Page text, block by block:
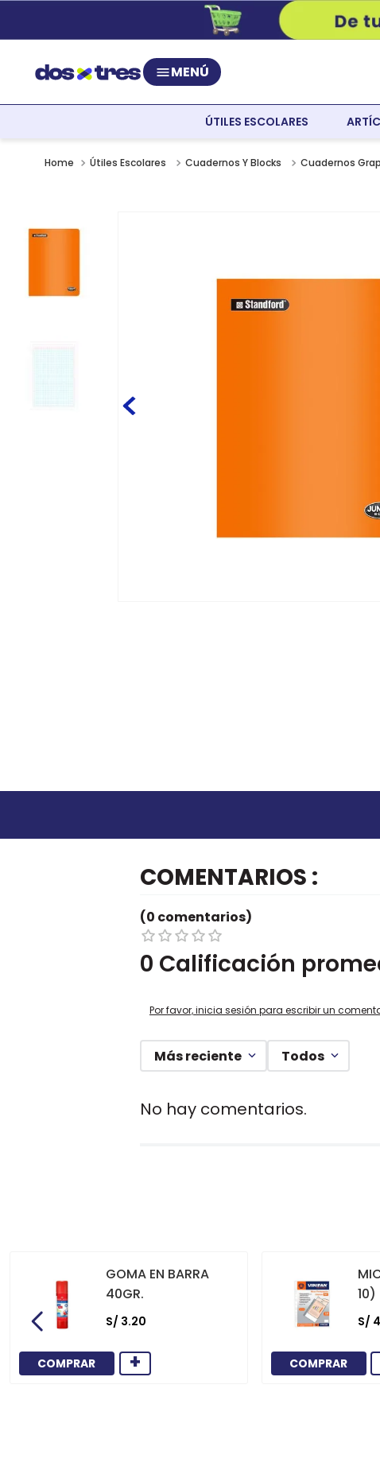
MENÚ
ÚTILES ESCOLARES
Útiles Escolares Cuadernos Y Blocks Cuadernos
COMENTARIOS
0 Calificación
(0 comentarios)
Por favor, inicia sesión para escribir un
Más reciente Todos
No hay comentarios.
GOMA EN BARRA
40GR.
S/ 3.20
COMPRAR +
10)
S/ 4
COMPRAR